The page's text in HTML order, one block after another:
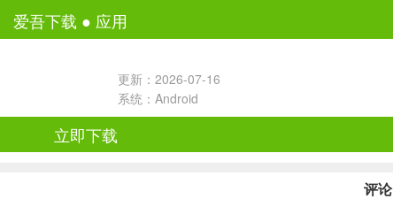
爱吾下载 ● 应用
更新：2026-07-16
系统：Android
立即下载
评论